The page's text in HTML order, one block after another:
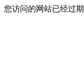
您访问的网站已经过